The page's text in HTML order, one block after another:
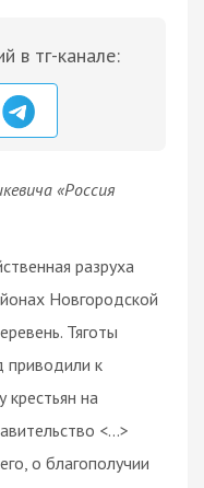
в тг-канале:
«Россия
разруха
Новгородской
Тяготы
приводили к
крестьян на
<...>
о благополучии